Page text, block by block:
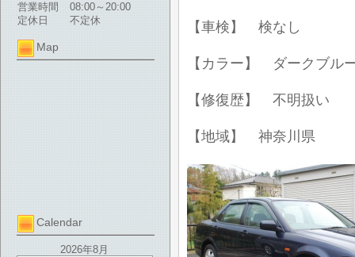
営業時間
08:00～20:00
定休日
不定休
Map
Calendar
2026年8月
【車検】 検なし
【カラー】 ダークブル
【修復歴】 不明扱い
【地域】 神奈川県